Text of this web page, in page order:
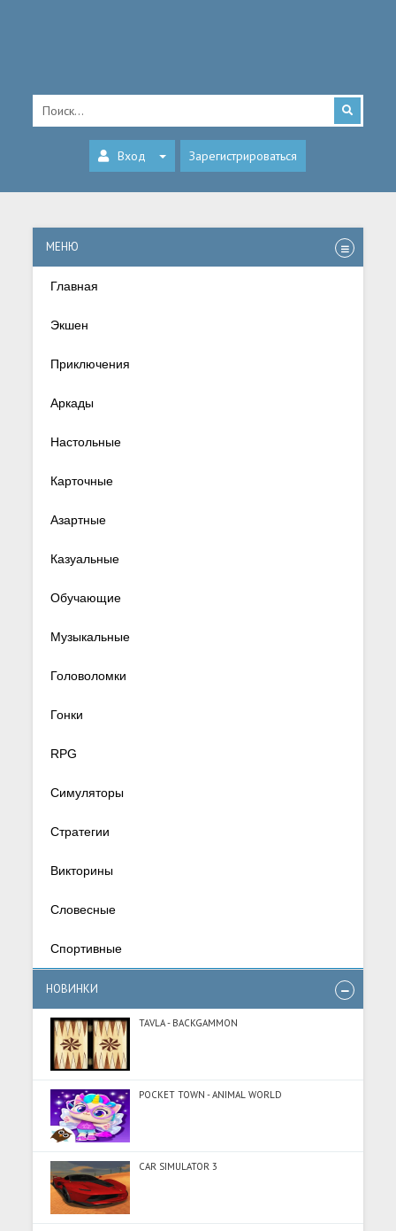
Вход Зарегистрироваться
МЕНЮ
Главная
Экшен
Приключения
Аркады
Настольные
Карточные
Азартные
Казуальные
Обучающие
Музыкальные
Головоломки
Гонки
RPG
Симуляторы
Стратегии
Викторины
Словесные
Спортивные
НОВИНКИ
TAVLA - BACKGAMMON
POCKET TOWN - ANIMAL WORLD
CAR SIMULATOR 3